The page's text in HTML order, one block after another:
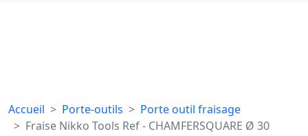
Accueil Porte-outils
Porte outil fraisage
Fraise Nikko Tools Ref - CHAMFERSQUARE Ø 30